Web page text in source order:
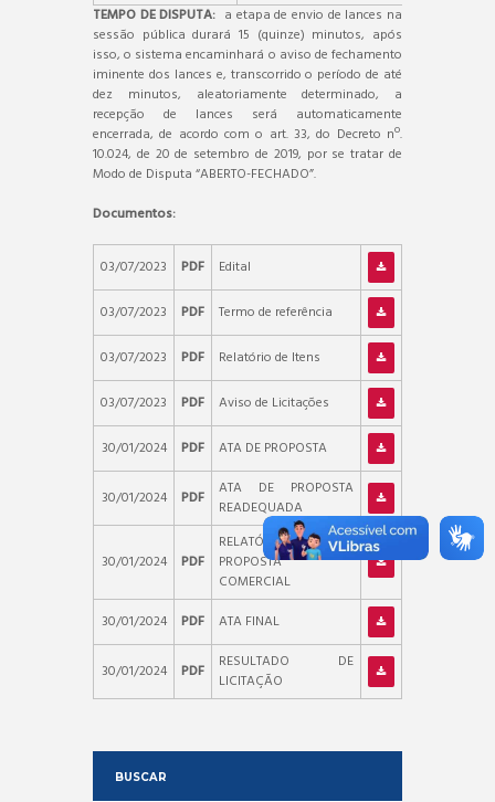
TEMPO DE DISPUTA: a etapa de envio de lances na
sessão pública durará 15 (quinze) minutos, após
isso, o sistema encaminhará o aviso de fechamento
iminente dos lances e, transcorrido o período de até
dez minutos, aleatoriamente determinado, a
recepção de lances será automaticamente
encerrada, de acordo com o art. 33, do Decreto nº.
10.024, de 20 de setembro de 2019, por se tratar de
Modo de Disputa “ABERTO-FECHADO”.
Documentos:
03/07/2023 PDF Edital
03/07/2023 PDF Termo de referência
03/07/2023 PDF Relatório de Itens
03/07/2023 PDF Aviso de Licitações
30/01/2024 PDF ATA DE PROPOSTA
30/01/2024 PDF
ATA DE PROPOSTA
READEQUADA
30/01/2024 PDF
RELATÓRIO DE
PROPOSTA
COMERCIAL
30/01/2024
PDF ATA FINAL
30/01/2024 PDF
RESULTADO DE
LICITAÇÃO
BUSCAR